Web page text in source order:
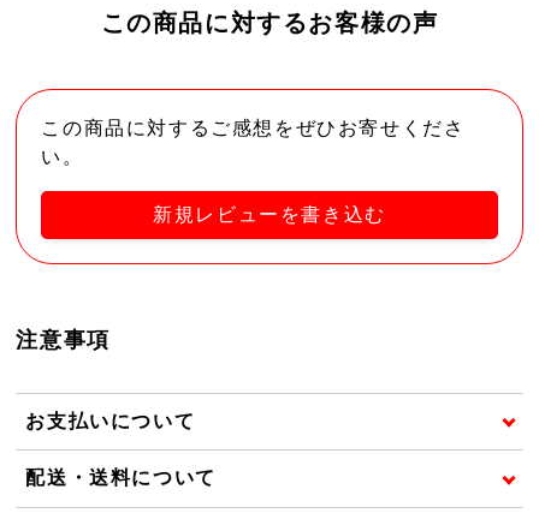
この商品に対するお客様の声
この商品に対するご感想をぜひお寄せくださ
い。
新規レビューを書き込む
注意事項
お支払いについて
配送・送料について